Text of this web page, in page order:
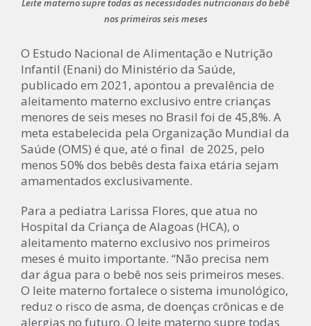
Leite materno supre todas as necessidades nutricionais do bebê
nos primeiros seis meses
O Estudo Nacional de Alimentação e Nutrição
Infantil (Enani) do Ministério da Saúde,
publicado em 2021, apontou a prevalência de
aleitamento materno exclusivo entre crianças
menores de seis meses no Brasil foi de 45,8%. A
meta estabelecida pela Organização Mundial da
Saúde (OMS) é que, até o final de 2025, pelo
menos 50% dos bebês desta faixa etária sejam
amamentados exclusivamente.
Para a pediatra Larissa Flores, que atua no
Hospital da Criança de Alagoas (HCA), o
aleitamento materno exclusivo nos primeiros
meses é muito importante. “Não precisa nem
dar água para o bebê nos seis primeiros meses.
O leite materno fortalece o sistema imunológico,
reduz o risco de asma, de doenças crônicas e de
alergias no futuro. O leite materno supre todas